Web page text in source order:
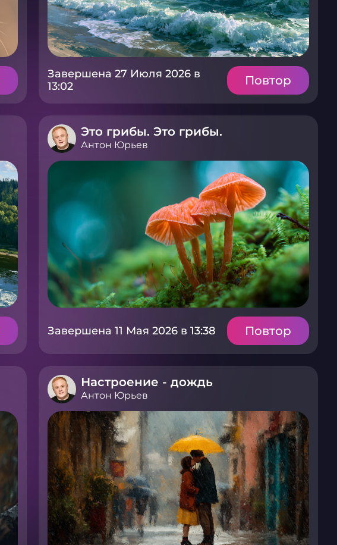
Завершена 27 Июля 2026 в
13:02
Повтор
Это грибы. Это грибы.
Антон Юрьев
Завершена 11 Мая 2026 в 13:38 Повтор
Настроение - дождь
Антон Юрьев